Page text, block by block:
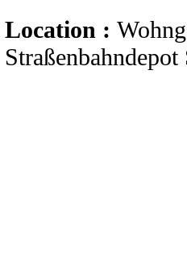
Location :
Straßenbahndepot